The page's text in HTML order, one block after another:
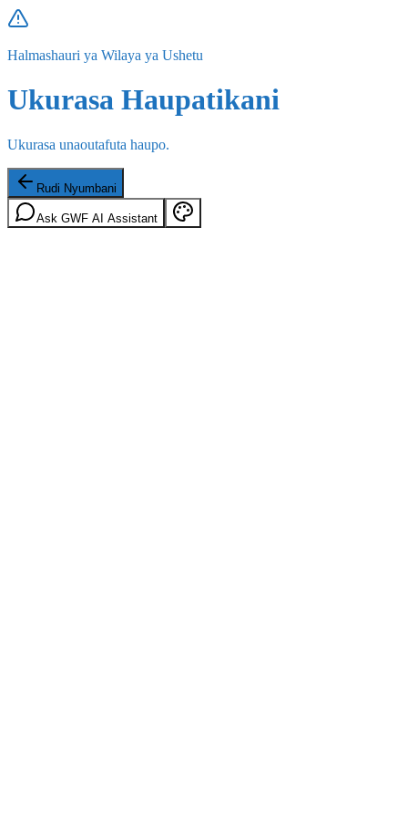
Halmashauri ya Wilaya ya Ushetu
Ukurasa Haupatikani
Ukurasa unaoutafuta haupo.
Rudi Nyumbani
Ask GWF AI Assistant